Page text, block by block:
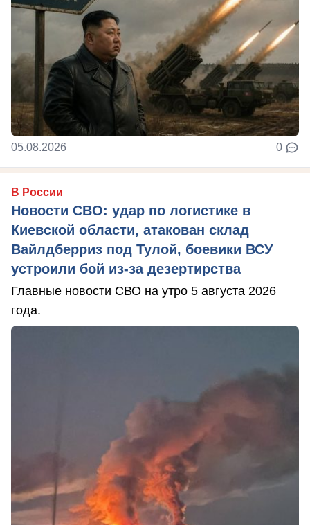
05.08.2026 0
В России
Новости СВО: удар по логистике в
Киевской области, атакован склад
Вайлдберриз под Тулой, боевики ВСУ
устроили бой из-за дезертирства
Главные новости СВО на утро 5 августа 2026
года.